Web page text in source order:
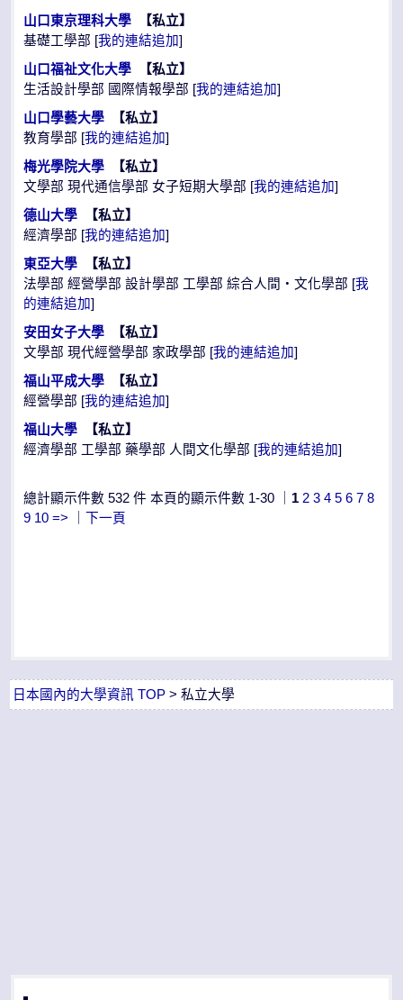
山口東京理科大學 【私立】
基礎工學部 [我的連結追加]
山口福祉文化大學 【私立】
生活設計學部 國際情報學部 [我的連結追加]
山口學藝大學 【私立】
教育學部 [我的連結追加]
梅光學院大學 【私立】
文學部 現代通信學部 女子短期大學部 [我的連結追加]
德山大學 【私立】
經濟學部 [我的連結追加]
東亞大學 【私立】
法學部 經營學部 設計學部 工學部 綜合人間・文化學部 [我
的連結追加]
安田女子大學 【私立】
文學部 現代經營學部 家政學部 [我的連結追加]
福山平成大學 【私立】
經營學部 [我的連結追加]
福山大學 【私立】
經濟學部 工學部 藥學部 人間文化學部 [我的連結追加]
總計顯示件數 532 件 本頁的顯示件數 1-30 ｜ 1 2 3 4 5 6 7 8
9 10 => 下一頁
日本國內的大學資訊 TOP > 私立大學